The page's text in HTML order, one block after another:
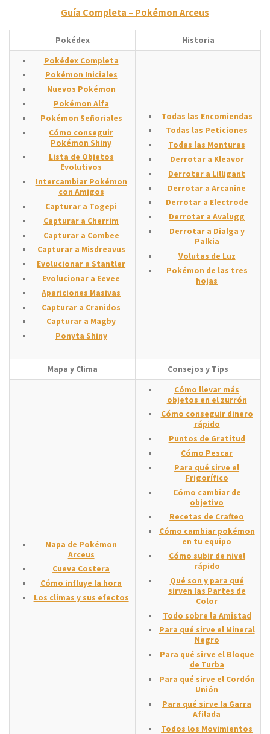
Guía Completa – Pokémon Arceus
Pokédex
Historia
Pokédex Completa
Pokémon Iniciales
Nuevos Pokémon
Pokémon Alfa
Pokémon Señoriales
Cómo conseguir
Pokémon Shiny
Lista de Objetos
Evolutivos
Intercambiar Pokémon
con Amigos
Capturar a Togepi
Capturar a Cherrim
Capturar a Combee
Capturar a Misdreavus
Evolucionar a Stantler
Evolucionar a Eevee
Apariciones Masivas
Capturar a Cranidos
Capturar a Magby
Ponyta Shiny
Todas las Encomiendas
Todas las Peticiones
Todas las Monturas
Derrotar a Kleavor
Derrotar a Lilligant
Derrotar a Arcanine
Derrotar a Electrode
Derrotar a Avalugg
Derrotar a Dialga y
Palkia
Volutas de Luz
Pokémon de las tres
hojas
Mapa y Clima Consejos y Tips
Mapa de Pokémon
Arceus
Cueva Costera
Cómo influye la hora
Los climas y sus efectos
Cómo llevar más
objetos en el zurrón
Cómo conseguir dinero
rápido
Puntos de Gratitud
Cómo Pescar
Para qué sirve el
Frigorífico
Cómo cambiar de
objetivo
Recetas de Crafteo
Cómo cambiar pokémon
en tu equipo
Cómo subir de nivel
rápido
Qué son y para qué
sirven las Partes de
Color
Todo sobre la Amistad
Para qué sirve el Mineral
Negro
Para qué sirve el Bloque
de Turba
Para qué sirve el Cordón
Unión
Para qué sirve la Garra
Afilada
Todos los Movimientos